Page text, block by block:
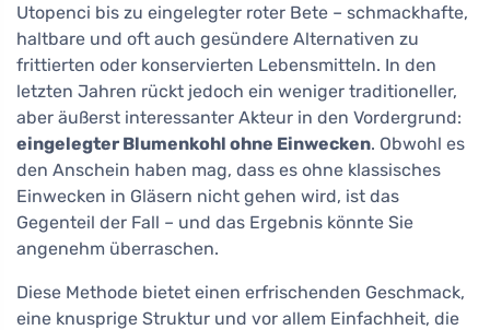
Utopenci bis zu eingelegter roter Bete – schmackhafte,
haltbare und oft auch gesündere Alternativen zu
frittierten oder konservierten Lebensmitteln. In den
letzten Jahren rückt jedoch ein weniger traditioneller,
aber äußerst interessanter Akteur in den Vordergrund:
eingelegter Blumenkohl ohne Einwecken. Obwohl es
den Anschein haben mag, dass es ohne klassisches
Einwecken in Gläsern nicht gehen wird, ist das
Gegenteil der Fall – und das Ergebnis könnte Sie
angenehm überraschen.
Diese Methode bietet einen erfrischenden Geschmack,
eine knusprige Struktur und vor allem Einfachheit, die